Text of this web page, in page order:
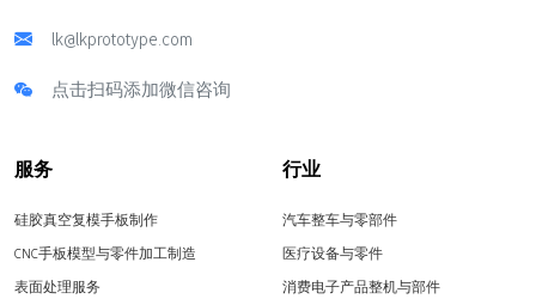
lk@lkprototype.com
点击扫码添加微信咨询
服务
硅胶真空复模手板制作
CNC手板模型与零件加工制造
表面处理服务
行业
汽车整车与零部件
医疗设备与零件
消费电子产品整机与部件